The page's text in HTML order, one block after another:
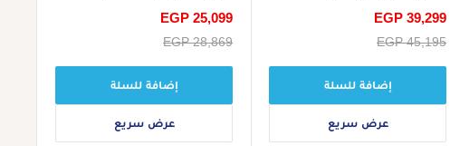
(شحن مجاني)
سعر
EGP 39,299
سعر
EGP 45,195
إضافة للسلة
عرض سريع
سعر
EGP 25,099
سعر
EGP 28,869
إضافة للسلة
عرض سريع